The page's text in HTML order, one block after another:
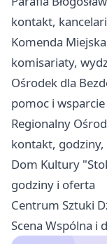
kontakt,
Komenda
komisariaty,
Ośrodek dla
pomoc i wsparcie
Regionalny
kontakt,
Dom Kultury
godziny i oferta
Centrum Sztuki
Scena Wspólna i